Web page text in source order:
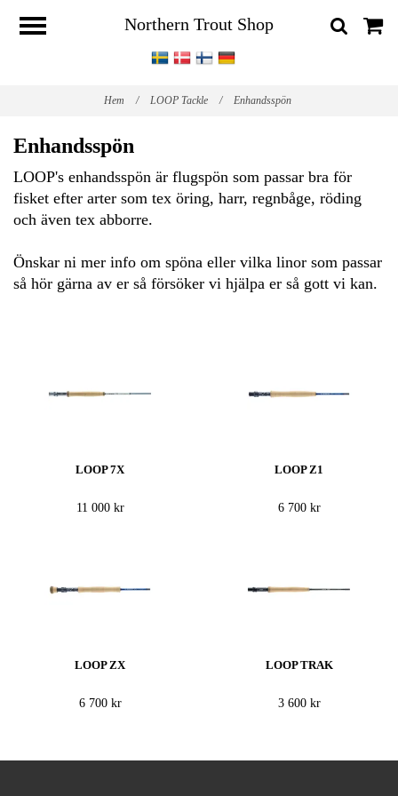
Northern Trout Shop
Hem / LOOP Tackle / Enhandsspön
Enhandsspön
LOOP's enhandsspön är flugspön som passar bra för
fisket efter arter som tex öring, harr, regnbåge, röding
och även tex abborre.
Önskar ni mer info om spöna eller vilka linor som passar
så hör gärna av er så försöker vi hjälpa er så gott vi kan.
LOOP 7X
11 000 kr
LOOP Z1
6 700 kr
LOOP ZX
6 700 kr
LOOP TRAK
3 600 kr